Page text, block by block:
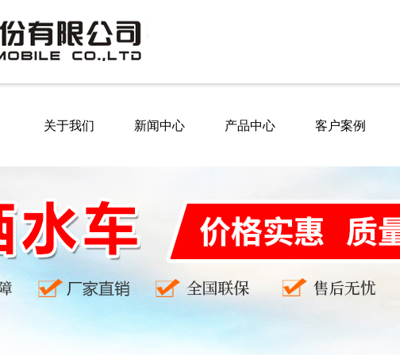
关于我们 新闻中心 产品中心 客户案例